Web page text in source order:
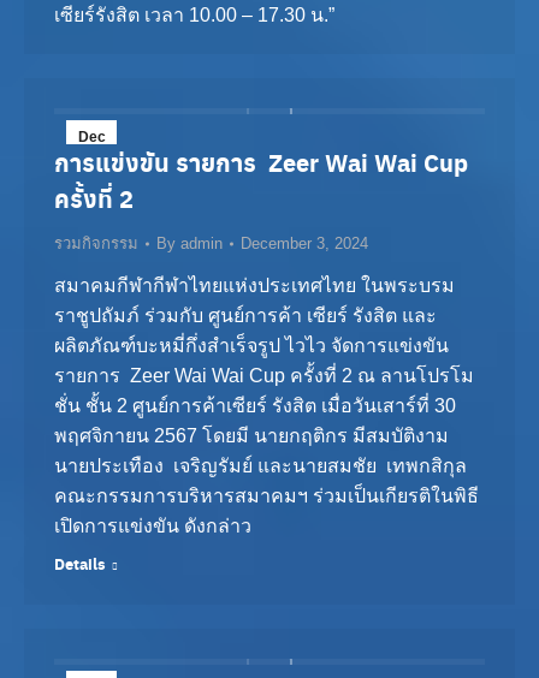
เซียร์รังสิต เวลา 10.00 – 17.30 น.”
Dec
3
2024
การแข่งขัน รายการ Zeer Wai Wai Cup
ครั้งที่ 2
รวมกิจกรรม By admin December 3, 2024
สมาคมกีฬากีฬาไทยแห่งประเทศไทย ในพระบรม
ราชูปถัมภ์ ร่วมกับ ศูนย์การค้า เซียร์ รังสิต และ
ผลิตภัณฑ์บะหมี่กึ่งสำเร็จรูป ไวไว จัดการแข่งขัน
รายการ Zeer Wai Wai Cup ครั้งที่ 2 ณ ลานโปรโม
ชั่น ชั้น 2 ศูนย์การค้าเซียร์ รังสิต เมื่อวันเสาร์ที่ 30
พฤศจิกายน 2567 โดยมี นายกฤติกร มีสมบัติงาม
นายประเทือง เจริญรัมย์ และนายสมชัย เทพกสิกุล
คณะกรรมการบริหารสมาคมฯ ร่วมเป็นเกียรติในพิธี
เปิดการแข่งขัน ดังกล่าว
Details